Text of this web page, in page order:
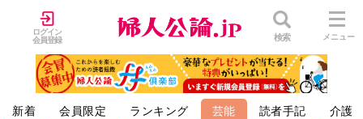
ログイン
会員登録
検索 メニュー
新着 会員限定 ランキング 芸能 読者手記 介護